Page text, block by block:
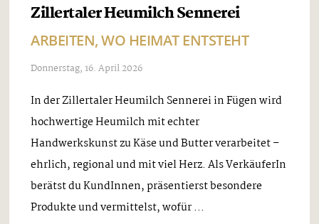
Zillertaler Heumilch Sennerei
ARBEITEN, WO HEIMAT ENTSTEHT
Donnerstag, 16. April 2026
In der Zillertaler Heumilch Sennerei in Fügen wird
hochwertige Heumilch mit echter
Handwerkskunst zu Käse und Butter verarbeitet –
ehrlich, regional und mit viel Herz. Als VerkäuferIn
berätst du KundInnen, präsentierst besondere
Produkte und vermittelst, wofür ...